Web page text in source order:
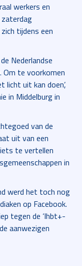
werkers en
zaterdag
tijdens een
Nederlandse
Om te voorkomen
licht uit kan doen’,
in Middelburg in
van de
uit van een
te vertellen
in
werd het toch nog
op Facebook.
tegen de ‘lhbt+-
aanwezigen